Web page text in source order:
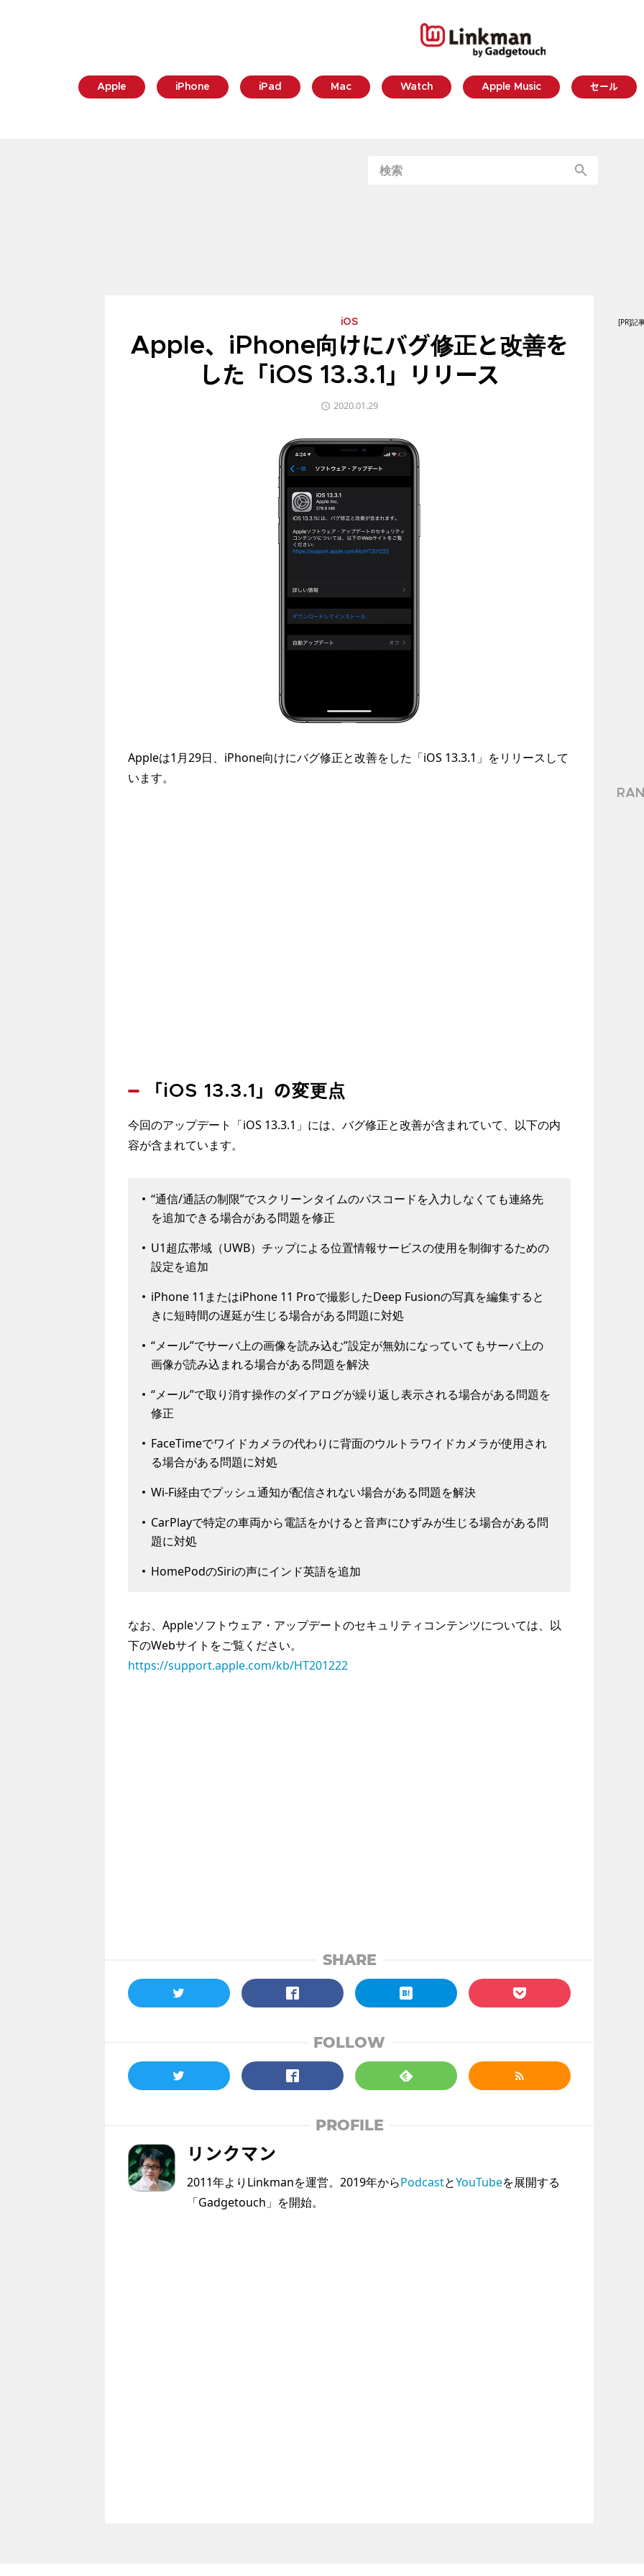
Apple iPhone iPad Mac Watch Apple Music セール
iOS
Apple、iPhone向けにバグ修正と改善を
した「iOS 13.3.1」リリース
2020.01.29
Appleは1月29日、iPhone向けにバグ修正と改善をした「iOS 13.3.1」をリリースして
います。
「iOS 13.3.1」の変更点
今回のアップデート「iOS 13.3.1」には、バグ修正と改善が含まれていて、以下の内
容が含まれています。
“通信/通話の制限”でスクリーンタイムのパスコードを入力しなくても連絡先
を追加できる場合がある問題を修正
U1超広帯域（UWB）チップによる位置情報サービスの使用を制御するための
設定を追加
iPhone 11またはiPhone 11 Proで撮影したDeep Fusionの写真を編集すると
きに短時間の遅延が生じる場合がある問題に対処
“メール”でサーバ上の画像を読み込む”設定が無効になっていてもサーバ上の
画像が読み込まれる場合がある問題を解決
“メール”で取り消す操作のダイアログが繰り返し表示される場合がある問題を
修正
FaceTimeでワイドカメラの代わりに背面のウルトラワイドカメラが使用され
る場合がある問題に対処
Wi-Fi経由でプッシュ通知が配信されない場合がある問題を解決
CarPlayで特定の車両から電話をかけると音声にひずみが生じる場合がある問
題に対処
HomePodのSiriの声にインド英語を追加
なお、Appleソフトウェア・アップデートのセキュリティコンテンツについては、以
下のWebサイトをご覧ください。
https://support.apple.com/kb/HT201222
SHARE
FOLLOW
PROFILE
リンクマン
2011年よりLinkmanを運営。2019年からPodcastとYouTubeを展開する
「Gadgetouch」を開始。
[PR]記